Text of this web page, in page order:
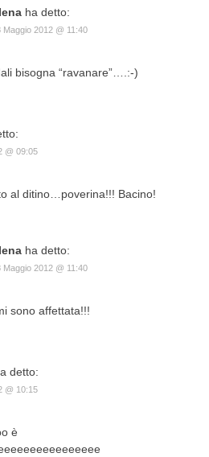
ha detto:
Maggio 2012 @ 11:40
bisogna “ravanare”….:-)
@ 09:05
al ditino…poverina!!! Bacino!
ha detto:
Maggio 2012 @ 11:40
sono affettata!!!
detto:
@ 10:15
è